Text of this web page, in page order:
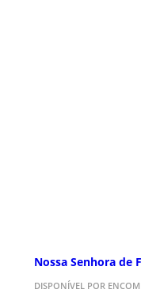
Nossa Senhora de
DISPONÍVEL POR